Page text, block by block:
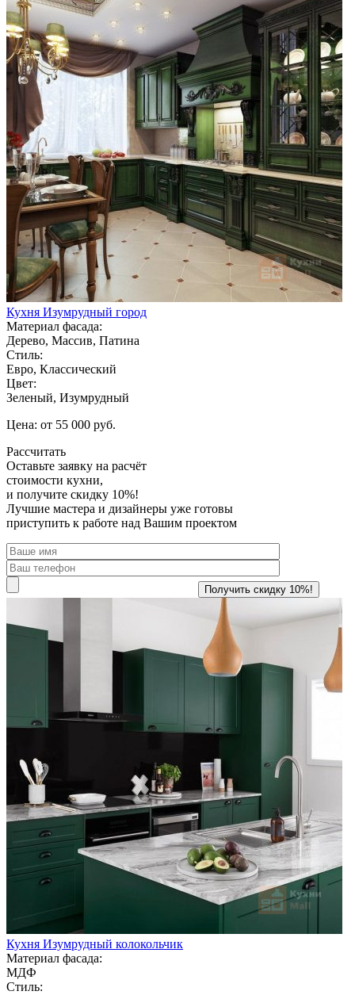
Кухня Изумрудный город
Материал фасада:
Дерево, Массив, Патина
Стиль:
Евро, Классический
Цвет:
Зеленый, Изумрудный
Цена: от 55 000 руб.
Рассчитать
Оставьте заявку на расчёт
стоимости кухни,
и получите скидку 10%!
Лучшие мастера и дизайнеры уже готовы
приступить к работе над Вашим проектом
Кухня Изумрудный колокольчик
Материал фасада:
МДФ
Стиль: